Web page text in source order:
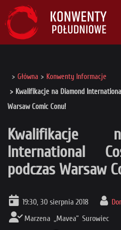
Główna
Konwenty Informacje
Kwalifikacje na Diamond
Warsaw Comic Conu!
Kwalifikacje
International
podczas Warsaw
19:30, 30 sierpnia 2018
Marzena „Mavea” Surowiec